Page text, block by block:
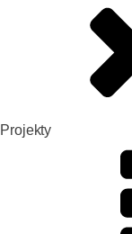
Projekty